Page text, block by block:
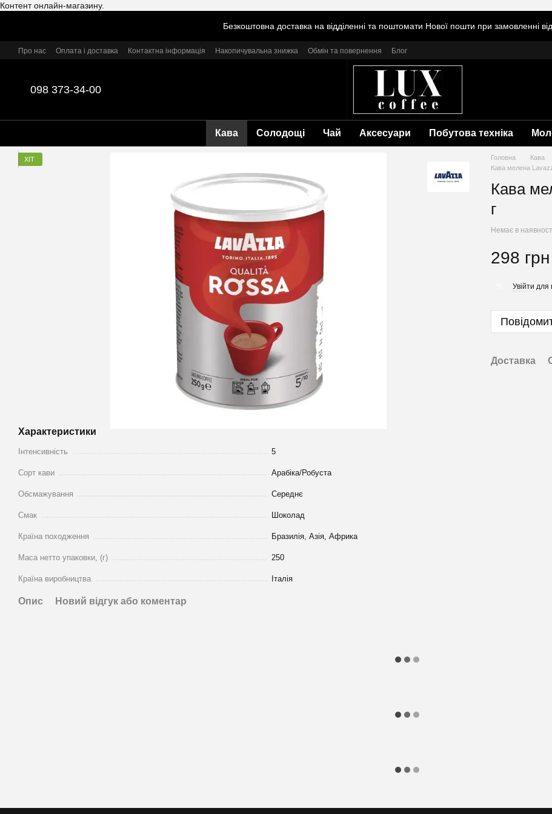
Контент онлайн-магазину.
Безкоштовна доставка на відділенні та поштомати Нової пошти при замовленні
Про нас Оплата і доставка Контактна інформація Накопичувальна знижка Обмін та повернення Блог
098 373-34-00
Кава Солодощі Чай Аксесуари Побутова техніка
ХІТ
Характеристики
Інтенсивність 5
Сорт кави Арабіка/Робуста
Обсмажування Середнє
Смак Шоколад
Країна походження Бразилія, Азія, Африка
Маса нетто упаковки, (г) 250
Країна виробництва Італія
Головна Кава
Кава мелена
Кава
г
Немає в
298 грн
Увійти для
Доставка
Опис Новий відгук або коментар